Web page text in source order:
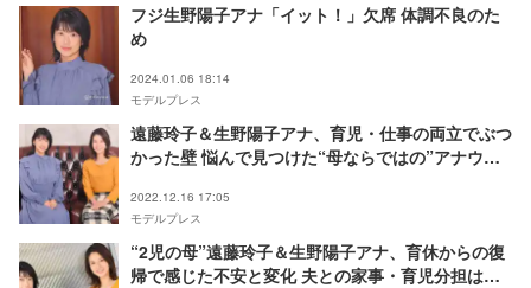
フジ生野陽子アナ「イット！」欠席 体調不良のた
め
2024.01.06 18:14
モデルプレス
遠藤玲子＆生野陽子アナ、育児・仕事の両立でぶつ
かった壁 悩んで見つけた“母ならではの”アナウン
プレス連載＜“素”っぴんトーク＞】
2022.12.16 17:05
モデルプレス
“2児の母”遠藤玲子＆生野陽子アナ、育休からの復
帰で感じた不安と変化 夫との家事・育児分担は？